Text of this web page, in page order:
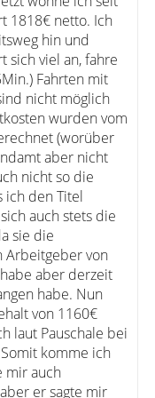
1818€ netto. Ich
hin und
sich viel an, fahre
Fahrten mit
nicht möglich
wurden vom
(worüber
aber nicht
nicht so die
ich den Titel
auch stets die
sie die
Arbeitgeber von
aber derzeit
habe. Nun
von 1160€
laut Pauschale bei
komme ich
mir auch
er sagte mir